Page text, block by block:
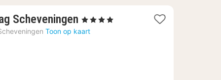
Scheveningen 1
nacht
, 4 Sterren
Toon op kaart